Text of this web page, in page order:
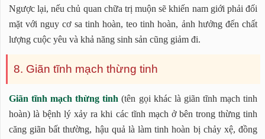
Ngược lại, nếu chủ quan chữa trị muộn sẽ khiến nam giới phải đối
mặt với nguy cơ sa tinh hoàn, teo tinh hoàn, ảnh hưởng đến chất
lượng cuộc yêu và khả năng sinh sản cũng giảm đi.
8. Giãn tĩnh mạch thừng tinh
Giãn tĩnh mạch thừng tinh (tên gọi khác là giãn tĩnh mạch tinh
hoàn) là bệnh lý xảy ra khi các tĩnh mạch ở bên trong thừng tinh
căng giãn bất thường, hậu quả là làm tinh hoàn bị chảy xệ, đồng